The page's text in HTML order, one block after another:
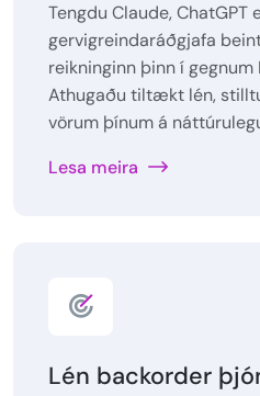
Tengdu Claude, ChatGPT
gervigreindaráðgjafa
reikninginn þinn í gegnum
Athugaðu tiltækt lén,
vörum þínum á
Lesa meira
Lén backorder